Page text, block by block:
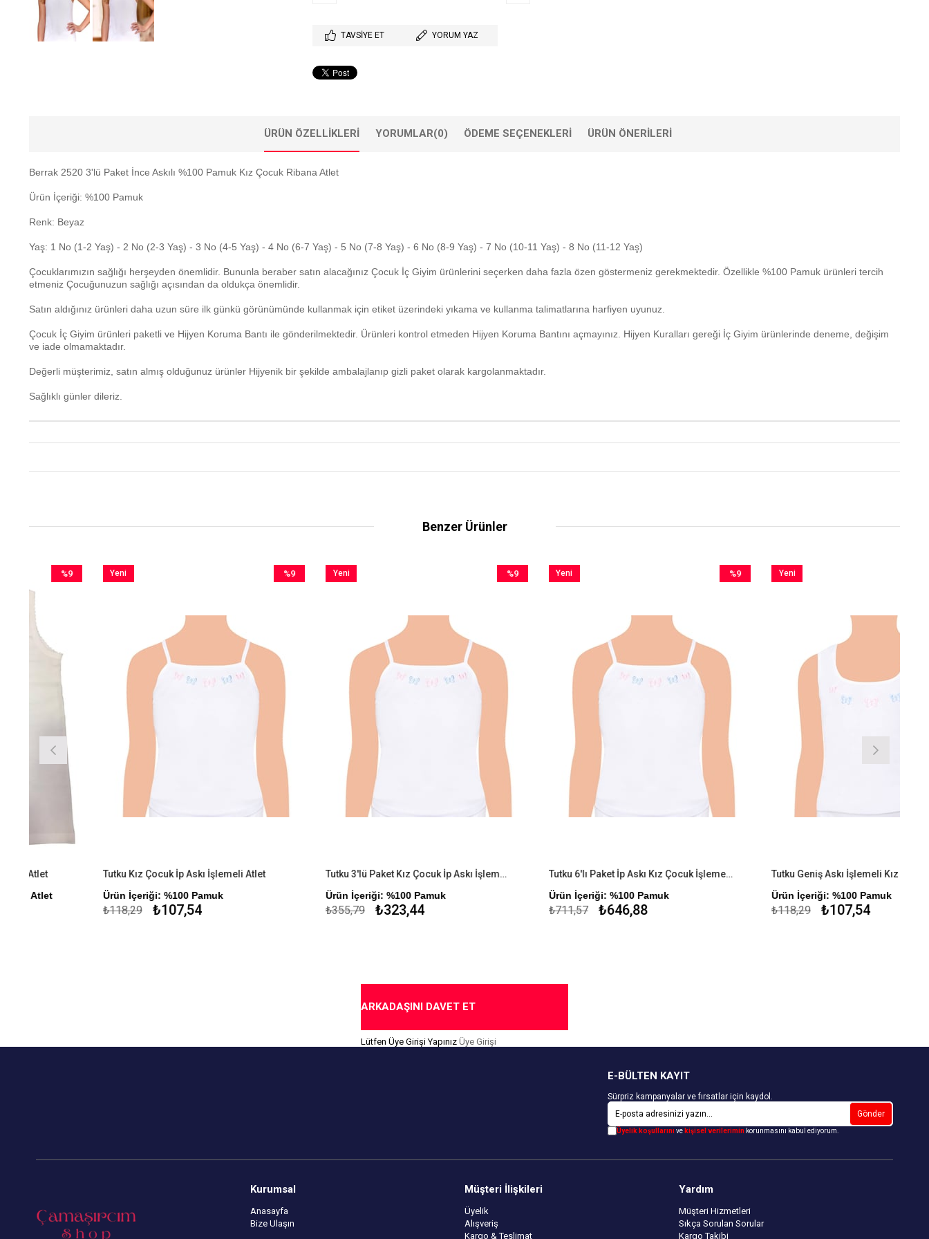
TAVSIYE ET YORUM YAZ
ÜRÜN ÖZELLIKLERI YORUMLAR(0) ÖDEME SEÇENEKLERI ÜRÜN ÖNERILERI
Berrak 2520 3'lü Paket İnce Askılı %100 Pamuk Kız Çocuk Ribana Atlet
Ürün İçeriği: %100 Pamuk
Renk: Beyaz
Yaş: 1 No (1-2 Yaş) - 2 No (2-3 Yaş) - 3 No (4-5 Yaş) - 4 No (6-7 Yaş) - 5 No (7-8 Yaş) - 6 No (8-9 Yaş) - 7 No (10-11 Yaş) - 8 No (11-12 Yaş)
Çocuklarımızın sağlığı herşeyden önemlidir. Bununla beraber satın alacağınız Çocuk İç Giyim ürünlerini seçerken daha fazla özen göstermeniz gerekmektedir. Özellikle %100 Pamuk ürünleri tercih
etmeniz Çocuğunuzun sağlığı açısından da oldukça önemlidir.
Satın aldığınız ürünleri daha uzun süre ilk günkü görünümünde kullanmak için etiket üzerindeki yıkama ve kullanma talimatlarına harfiyen uyunuz.
Çocuk İç Giyim ürünleri paketli ve Hijyen Koruma Bantı ile gönderilmektedir. Ürünleri kontrol etmeden Hijyen Koruma Bantını açmayınız. Hijyen Kuralları gereği İç Giyim ürünlerinde deneme, değişim
ve iade olmamaktadır.
Değerli müşterimiz, satın almış olduğunuz ürünler Hijyenik bir şekilde ambalajlanıp gizli paket olarak kargolanmaktadır.
Sağlıklı günler dileriz.
Benzer Ürünler
Tutku Kız Çocuk İp Askı İşlemeli Atlet
Ürün İçeriği: %100 Pamuk
₺107,54
Yeni
Tutku 3'lü Paket Kız Çocuk İp Askı İşlemeli Atlet
Ürün İçeriği: %100 Pamuk
₺323,44
Yeni
Tutku 6'lı Paket İp Askı Kız Çocuk İşlemeli Atlet
Ürün İçeriği: %100 Pamuk
₺646,88
Yeni
Tutku Geniş Askı İşlemeli Kız Çocuk Atlet
Ürün İçeriği: %100 Pamuk
₺107,54
Yeni
ARKADAŞINI DAVET ET
Lütfen Üye Girişi Yapınız Üye Girişi
E-BÜLTEN KAYIT
Sürpriz kampanyalar ve fırsatlar için kaydol.
Gönder
Üyelik koşullarınıve kişisel verileriminkorunmasını kabul ediyorum.
Kurumsal
Anasayfa
Bize Ulaşın
Müşteri İlişkileri
Üyelik
Alışveriş
Kargo & Teslimat
Yardım
Müşteri Hizmetleri
Sıkça Sorulan Sorular
Kargo Takibi